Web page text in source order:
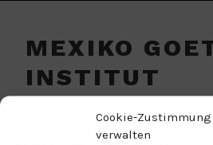
Cookie-Zustimmung
verwalten
MEXIKO
INSTITUT
VERANSTALTUNGSORT